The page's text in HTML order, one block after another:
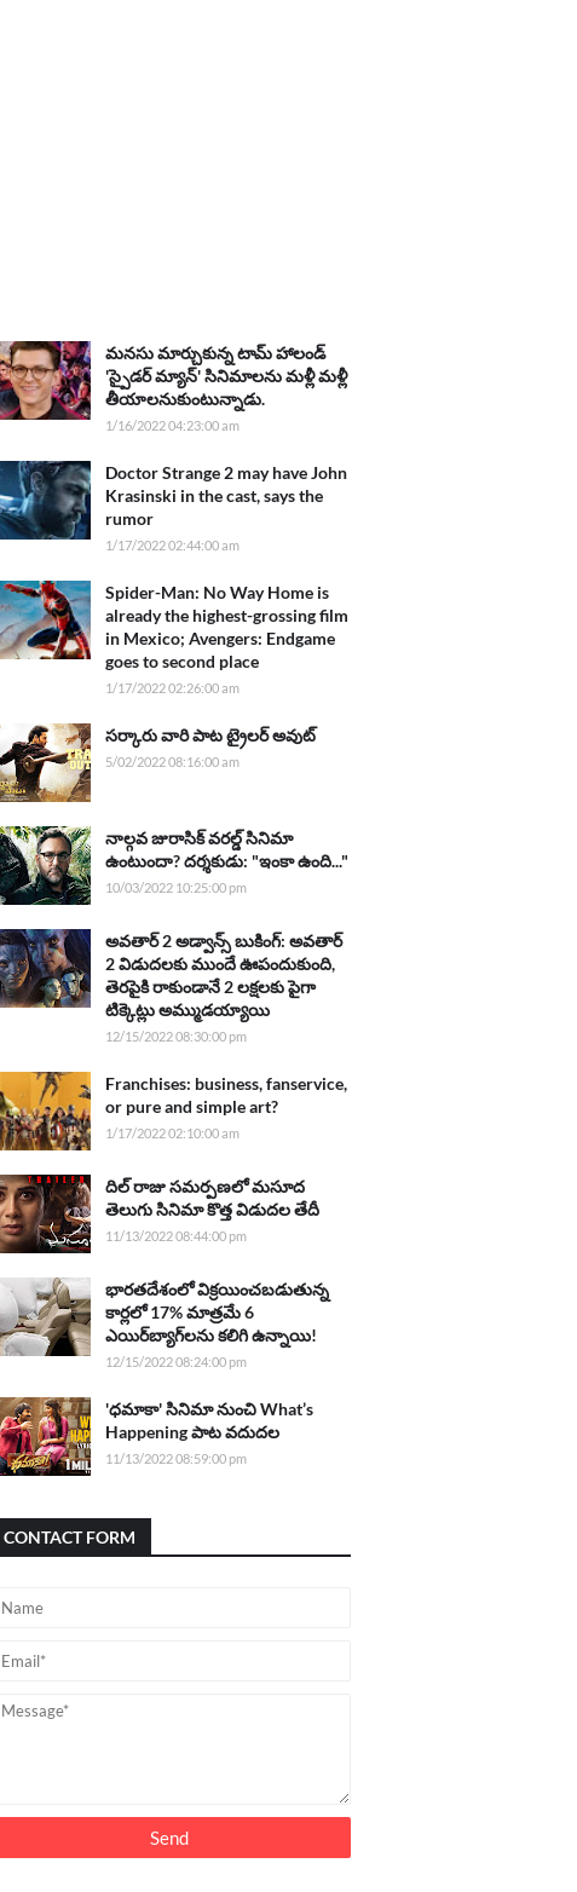
మనసు మార్చుకున్న టామ్ హాలండ్
'స్పైడర్ మ్యాన్' సినిమాలను మళ్లీ మళ్లీ
తీయాలనుకుంటున్నాడు.
1/16/2022 04:23:00 am
Doctor Strange 2 may have John
Krasinski in the cast, says the
rumor
1/17/2022 02:44:00 am
Spider-Man: No Way Home is
already the highest-grossing film
in Mexico; Avengers: Endgame
goes to second place
1/17/2022 02:26:00 am
సర్కారు వారి పాట ట్రైలర్ అవుట్
5/02/2022 08:16:00 am
నాల్గవ జురాసిక్ వరల్డ్ సినిమా
ఉంటుందా? దర్శకుడు: "ఇంకా ఉంది..."
10/03/2022 10:25:00 pm
అవతార్ 2 అడ్వాన్స్ బుకింగ్: అవతార్
2 విడుదలకు ముందే ఊపందుకుంది,
తెరపైకి రాకుండానే 2 లక్షలకు పైగా
టిక్కెట్లు అమ్ముడయ్యాయి
12/15/2022 08:30:00 pm
Franchises: business, fanservice,
or pure and simple art?
1/17/2022 02:10:00 am
దిల్ రాజు సమర్పణలో మసూద
తెలుగు సినిమా కొత్త విడుదల తేదీ
11/13/2022 08:44:00 pm
భారతదేశంలో విక్రయించబడుతున్న
కార్లలో 17% మాత్రమే 6
ఎయిర్‌బ్యాగ్‌లను కలిగి ఉన్నాయి!
12/15/2022 08:24:00 pm
'ధమాకా' సినిమా నుంచి What’s
Happening పాట వదుదల
11/13/2022 08:59:00 pm
CONTACT FORM